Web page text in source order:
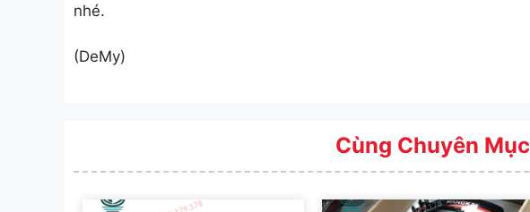
nhé.
(DeMy)
Cùng Chuyên Mục